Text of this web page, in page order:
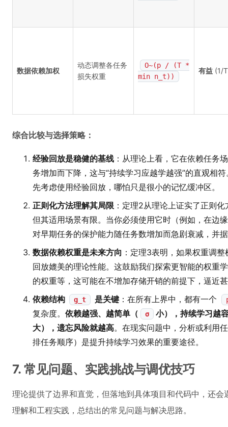
数据依赖加权
动态调整各任务
损失权重
O~(p / (T *
min n_t))
有益 (1/
综合比较与选择策略：
经验回放是稳健的基线 ：从理论上看，它在依赖任务
务增加而下降，这与“持续学习应越学越强”的直观相
先考虑使用经验回放，哪怕只是很小的记忆缓冲区。
正则化方法理解其局限 ：定理2从理论上证实了正则
但其适用场景有限。当你必须使用它时（例如，在边
对早期任务的保护能力随任务数增加而急剧衰减，并
数据依赖权重是未来方向 ：定理3表明，如果权重调
回放媲美的理论性能。这鼓励我们探索更智能的权重
的权重等，这可能在不增加存储开销的前提下，逼近
依赖结构
g_t 是关键 ：在所有上界中，都有一个
复杂度。 依赖越强、越简单（ σ
小），持续学习越
大），遗忘风险就越高。在现实问题中，分析或利用
排任务顺序）是提升持续学习效果的重要途径。
7. 常见问题、实践挑战与调优技巧
理论提供了边界和直觉，但落地到具体项目和代码中，还
理解和工程实践，总结出的常见问题与解决思路。